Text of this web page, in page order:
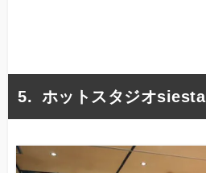
ホットスタジオsiesta